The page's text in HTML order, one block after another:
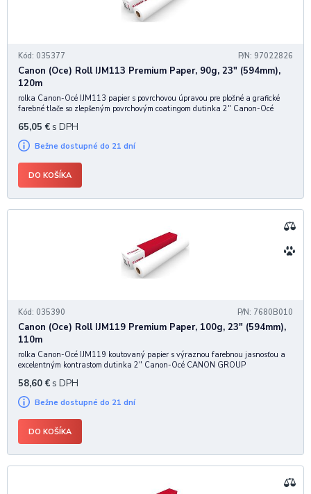
Kód: 035377 P/N: 97022826
Canon (Oce) Roll IJM113 Premium Paper, 90g, 23" (594mm),
120m
rolka Canon-Océ IJM113 papier s povrchovou úpravou pre plošné a grafické
farebné tlače so zlepšeným povrchovým coatingom dutinka 2" Canon-Océ
65,05 € s DPH
Bežne dostupné do 21 dní
DO KOŠÍKA
Kód: 035390 P/N: 7680B010
Canon (Oce) Roll IJM119 Premium Paper, 100g, 23" (594mm),
110m
rolka Canon-Océ IJM119 koutovaný papier s výraznou farebnou jasnosťou a
excelentným kontrastom dutinka 2" Canon-Océ CANON GROUP
58,60 € s DPH
Bežne dostupné do 21 dní
DO KOŠÍKA